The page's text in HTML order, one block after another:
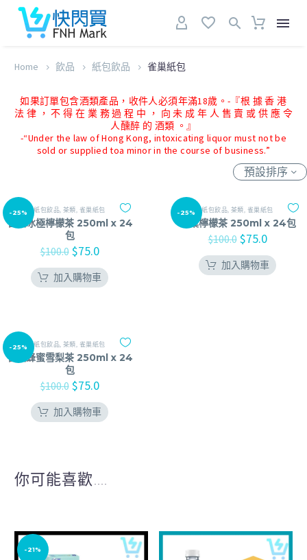
Home 飲品 紙包飲品 雀巢紙包
如果訂單包含酒類產品，收件人必須年滿18歲。-『根 據 香 港
法 律 ， 不 得 在 業 務 過 程 中 ， 向 未 成 年 人 售 賣 或 供 應 令
人醺醉 的 酒類 。』
-“Under the law of Hong Kong, intoxicating liquor must not be
sold or supplied toa minor in the course of business.”
預設排序
-25% 紙包飲品 ,茶類 雀巢紙包
雀巢冰極檸檬茶 250ml x 24
包
$100.0 $75.0
加入購物車
-25% 紙包飲品 ,茶類 雀巢紙包
雀巢檸檬茶 250ml x 24包
$100.0 $75.0
加入購物車
-25% 紙包飲品 ,茶類 雀巢紙包
雀巢蜂蜜雪梨茶 250ml x 24
包
$100.0 $75.0
加入購物車
你可能喜歡....
-21%